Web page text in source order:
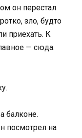
он перестал
зло, будто
приехать. К
— сюда.
балконе.
посмотрел на